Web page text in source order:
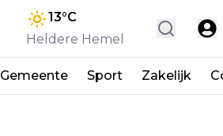
13°C
Heldere Hemel
Gemeente Sport Zakelijk